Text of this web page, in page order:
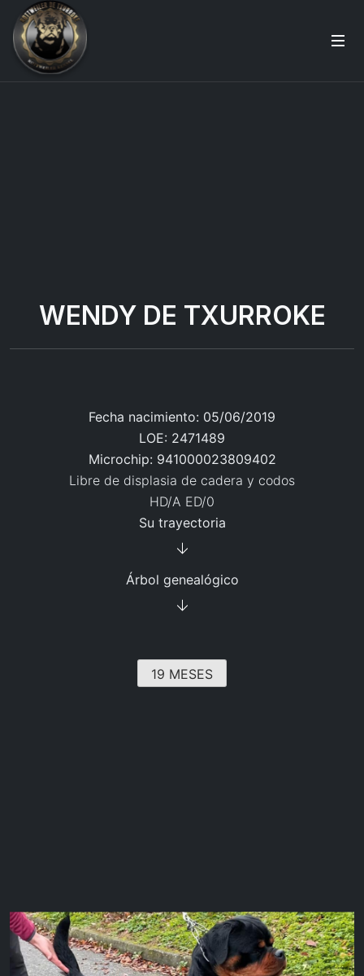
WENDY DE TXURROKE
Fecha nacimiento: 05/06/2019
LOE: 2471489
Microchip: 941000023809402
Libre de displasia de cadera y codos
HD/A ED/0
Su trayectoria
Árbol genealógico
19 MESES